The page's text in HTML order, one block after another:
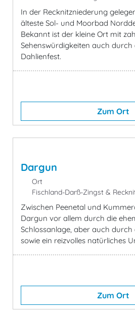
In der Recknitzniederung
älteste Sol- und Moorbad
Bekannt ist der kleine Ort mit
Sehenswürdigkeiten auch
Dahlienfest.
Zum Ort
Dargun
Ort
Fischland-Darß-Zingst &
Zwischen Peenetal und
Dargun vor allem durch die
Schlossanlage, aber auch durch
sowie ein reizvolles natürliches
Zum Ort